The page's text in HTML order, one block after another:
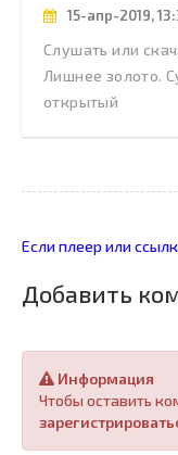
15-апр-2019,
Слушать или
Лишнее золото.
открытый
Если плеер или
Добавить
Информация
Чтобы оставить